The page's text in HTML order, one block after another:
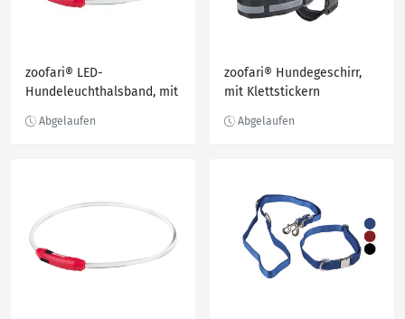
zoofari® LED-
Hundeleuchthalsband, mit
zoofari® Hundegeschirr,
mit Klettstickern